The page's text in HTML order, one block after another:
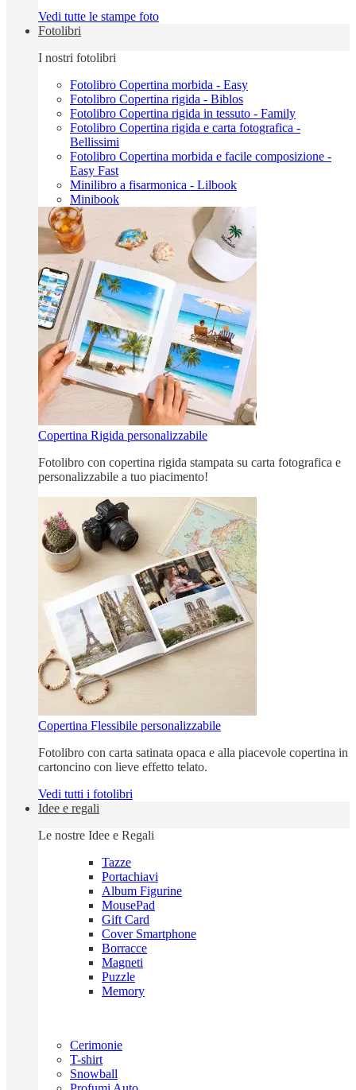
Vedi tutte le stampe foto
Fotolibri
I nostri fotolibri
Fotolibro Copertina morbida - Easy
Fotolibro Copertina rigida - Biblos
Fotolibro Copertina rigida in tessuto - Family
Fotolibro Copertina rigida e carta fotografica -
Bellissimi
Fotolibro Copertina morbida e facile composizione -
Easy Fast
Minilibro a fisarmonica - Lilbook
Minibook
Copertina Rigida personalizzabile
Fotolibro con copertina rigida stampata su carta fotografica e
personalizzabile a tuo piacimento!
Copertina Flessibile personalizzabile
Fotolibro con carta satinata opaca e alla piacevole copertina in
cartoncino con lieve effetto telato.
Vedi tutti i fotolibri
Idee e regali
Le nostre Idee e Regali
Tazze
Portachiavi
Album Figurine
MousePad
Gift Card
Cover Smartphone
Borracce
Magneti
Puzzle
Memory
Cerimonie
T-shirt
Snowball